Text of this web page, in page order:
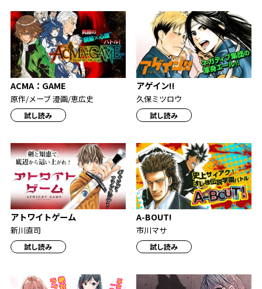
ACMA：GAME
原作/メーブ 漫画/恵広史
試し読み
アゲイン!!
久保ミツロウ
試し読み
アトワイトゲーム
新川直司
試し読み
A-BOUT!
市川マサ
試し読み